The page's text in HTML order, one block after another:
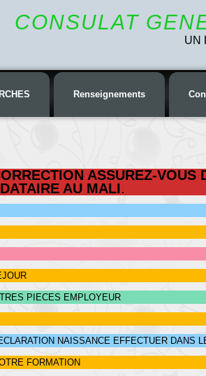
CONSULAT
UN
Renseignements
ASSUREZ-VOUS
AU MALI.
PIECES EMPLOYEUR
NAISSANCE EFFECTUER DANS
FORMATION